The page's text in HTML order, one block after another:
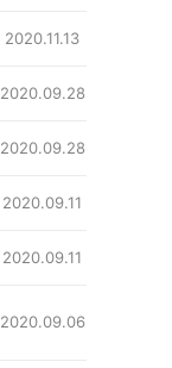
2020.11.13
2020.09.28
2020.09.28
2020.09.11
2020.09.11
2020.09.06